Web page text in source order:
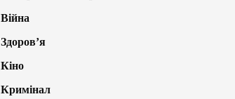
Війна
Здоров’я
Кіно
Кримінал